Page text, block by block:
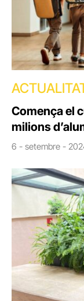
Comença el
milions
6 - setembre - 2024